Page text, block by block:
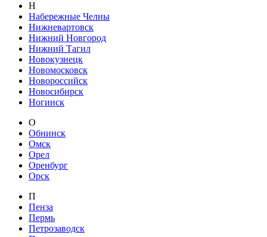
Н
Набережные Челны
Нижневартовск
Нижний Новгород
Нижний Тагил
Новокузнецк
Новомосковск
Новороссийск
Новосибирск
Ногинск
О
Обнинск
Омск
Орел
Оренбург
Орск
П
Пенза
Пермь
Петрозаводск